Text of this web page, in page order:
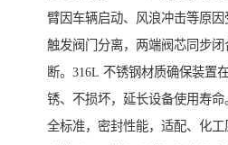
臂因车辆启动、风浪冲击等原
触发阀门分离，两端阀芯同步
断。316L 不锈钢材质确保装置
锈、不损坏，延长设备使用寿
全标准，密封性能，适配、化工